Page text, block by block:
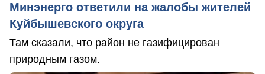
Минэнерго ответили на жалобы жителей
Куйбышевского округа
Там сказали, что район не газифицирован
природным газом.